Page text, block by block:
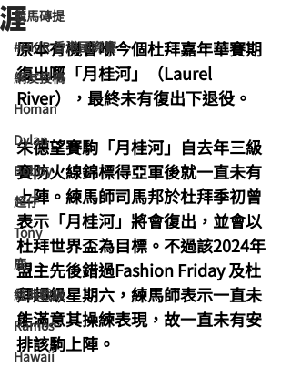
競馬磚提
#HKIR 香港國際賽
網友投稿
Homan
Dylan
Bobby
超仔
Tony
鹿
經典戰線
Ramos
Hawaii
涯
原本有機會喺今個杜拜嘉年華賽期
復出嘅「月桂河」（Laurel
River），最終未有復出下退役。
朱德望賽駒「月桂河」自去年三級
賽防火線錦標得亞軍後就一直未有
上陣。練馬師司馬邦於杜拜季初曾
表示「月桂河」將會復出，並會以
杜拜世界盃為目標。不過該2024年
盟主先後錯過Fashion Friday 及杜
拜超級星期六，練馬師表示一直未
能滿意其操練表現，故一直未有安
排該駒上陣。